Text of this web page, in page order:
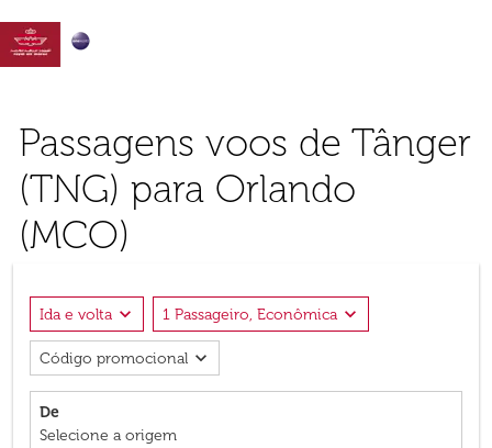

Passagens voos de Tânger
(TNG) para Orlando
(MCO)
Ida e volta expand_more 1 Passageiro, Econômica expand_more
Código promocional expand_more
De
Selecione a origem